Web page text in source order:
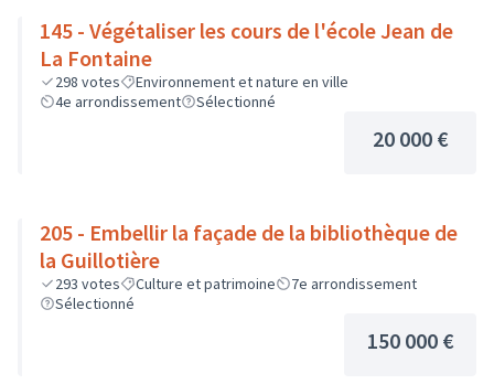
145 - Végétaliser les cours de l'école Jean de
La Fontaine
298 votes
Environnement et nature en ville
4e arrondissement
Sélectionné
20 000 €
205 - Embellir la façade de la bibliothèque de
la Guillotière
293 votes Culture et patrimoine
7e arrondissement
Sélectionné
150 000 €